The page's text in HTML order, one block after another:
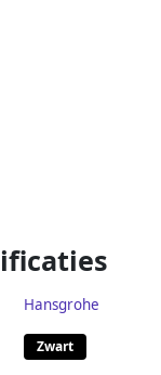
Hansgrohe
Zwart